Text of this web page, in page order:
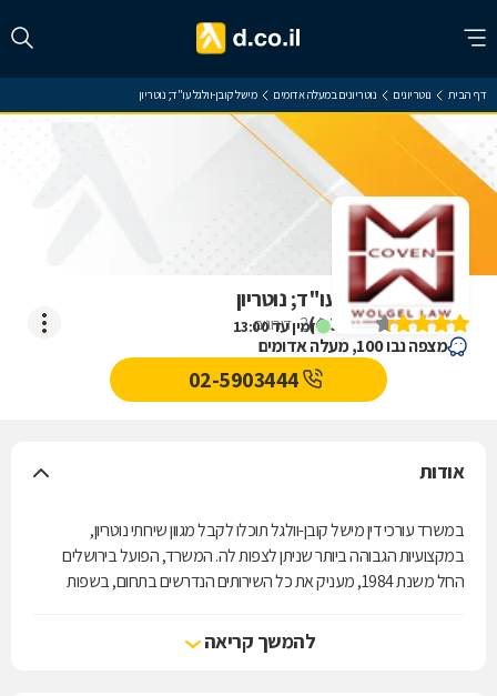
דף הבית נוטריונים נוטריונים במעלה אדומים מישל קובן-וולגל עו"ד; נוטריון
זמין עד 13:00
מישל קובן-וולגל עו"ד; נוטריון
4.3
)
2 דירוגים
מצפה נבו 100, מעלה אדומים
02-5903444
אודות
במשרד עורכי דין מישל קובן-וולגל תוכלו לקבל מגוון שירותי נוטריון,
במקצועיות הגבוהה ביותר שניתן לצפות לה. המשרד, הפועל בירושלים
החל משנת 1984, מעניק את כל השירותים הנדרשים בתחום, בשפות
מסמכים, אימות חתימה, אישור העתק נאמן למקור, צוואה נוטריונית ועוד.
המשרד נחשב למוביל בהכרת שדה המשחק האמריקאי ומסייע ללקוחות
להמשך קריאה